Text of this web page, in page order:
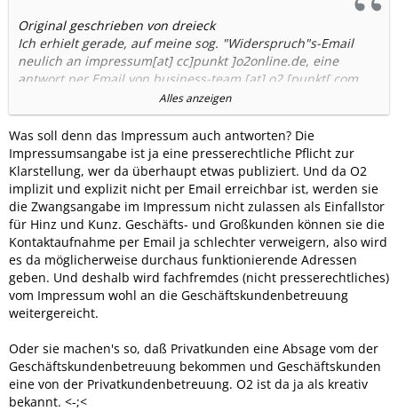
Original geschrieben von dreieck
Ich erhielt gerade, auf meine sog. "Widerspruch"s-Email
neulich an impressum[at] cc]punkt ]o2online.de, eine
antwort per Email von business-team [at] o2 [punkt[ com,
mit folgendem -- festhalten -- Text:
===>
Leider können wir Ihre Anfrage nicht zuordnen. Sie sind
keine Kundin im
Geschäftskundebereich bei o2. Laut unseren recherchen
wurde Ihre
Rufnummer bei der Übernahme von Eplus nicht zu uns
übernommen, wenden
Sie sich daher bitte an Eplus. Kontaktinfos finden Sie hier:
https://www.base.de/impressum
Freundliche Grüße
Ich bin natürlich zu o2 migriert, und weiß auch nicht wie die
auf Geschäftskunden kommen, ich habe halt an die
Impressum-Emailadresse geschickt, und die Antwort kam
Alles anzeigen
Was soll denn das Impressum auch antworten? Die
Impressumsangabe ist ja eine presserechtliche Pflicht zur
Klarstellung, wer da überhaupt etwas publiziert. Und da O2
implizit und explizit nicht per Email erreichbar ist, werden sie
die Zwangsangabe im Impressum nicht zulassen als Einfallstor
für Hinz und Kunz. Geschäfts- und Großkunden können sie die
Kontaktaufnahme per Email ja schlechter verweigern, also wird
es da möglicherweise durchaus funktionierende Adressen
geben. Und deshalb wird fachfremdes (nicht presserechtliches)
vom Impressum wohl an die Geschäftskundenbetreuung
weitergereicht.
Oder sie machen's so, daß Privatkunden eine Absage vom der
Geschäftskundenbetreuung bekommen und Geschäftskunden
eine von der Privatkundenbetreuung. O2 ist da ja als kreativ
bekannt. <-;<